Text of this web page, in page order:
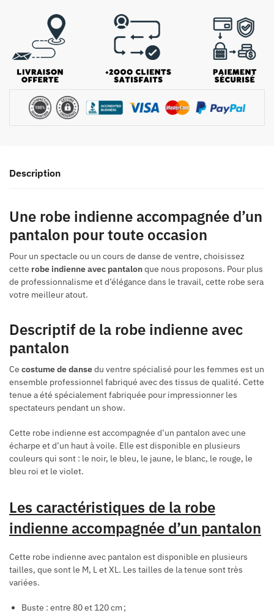
Description
Une robe indienne accompagnée d’un
pantalon pour toute occasion
Pour un spectacle ou un cours de danse de ventre, choisissez
cette robe indienne avec pantalonque nous proposons. Pour plus
de professionnalisme et d’élégance dans le travail, cette robe sera
votre meilleur atout.
Descriptif de la robe indienne avec
pantalon
Ce costume de dansedu ventre spécialisé pour les femmes est un
ensemble professionnel fabriqué avec des tissus de qualité. Cette
tenue a été spécialement fabriquée pour impressionner les
spectateurs pendant un show.
Cette robe indienne est accompagnée d’un pantalon avec une
écharpe et d’un haut à voile. Elle est disponible en plusieurs
couleurs qui sont : le noir, le bleu, le jaune, le blanc, le rouge, le
bleu roi et le violet.
Les caractéristiques de la robe
indienne accompagnée d’un pantalon
Cette robe indienne avec pantalon est disponible en plusieurs
tailles, que sont le M, L et XL. Les tailles de la tenue sont très
variées.
Buste : entre 80 et 120 cm ;